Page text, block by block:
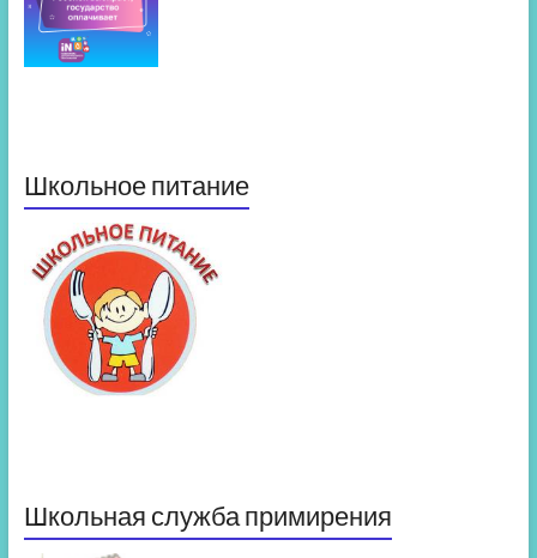
Школьное питание
Школьная служба примирения